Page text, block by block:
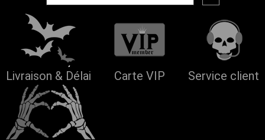
Livraison & Délai Carte VIP Service client